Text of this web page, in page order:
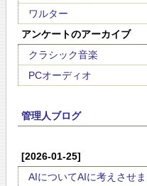
ワルター
アンケートのアーカイブ
クラシック音楽
PCオーディオ
管理人ブログ
[2026-01-25]
AIについてAIに考えさせ